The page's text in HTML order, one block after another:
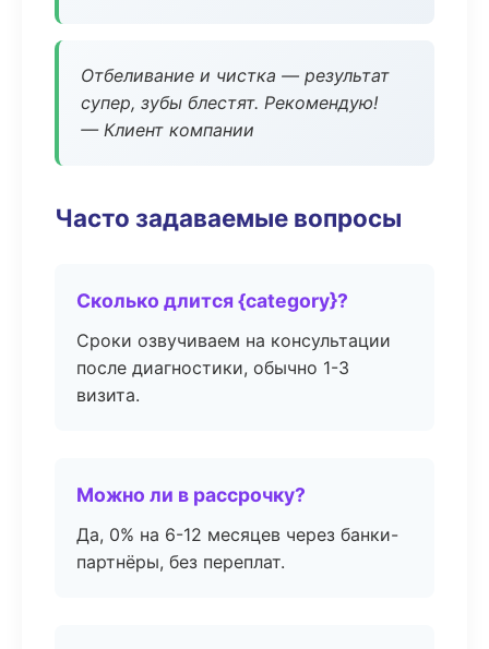
Отбеливание и чистка — результат
супер, зубы блестят. Рекомендую!
— Клиент компании
Часто задаваемые вопросы
Сколько длится {category}?
Сроки озвучиваем на консультации
после диагностики, обычно 1-3
визита.
Можно ли в рассрочку?
Да, 0% на 6-12 месяцев через банки-
партнёры, без переплат.